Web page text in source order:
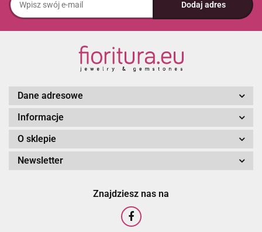
Dane adresowe
Informacje
O sklepie
Newsletter
Znajdziesz nas na